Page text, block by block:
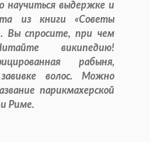
выдержке и
из книги «Советы
Вы спросите, при чем
википедию!
рабыня,
волос. Можно
парикмахерской
Риме.